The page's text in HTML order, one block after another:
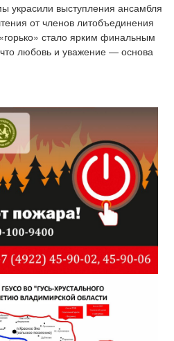
украсили выступления ансамбля
от членов литобъединения
стало ярким финальным
любовь и уважение — основа